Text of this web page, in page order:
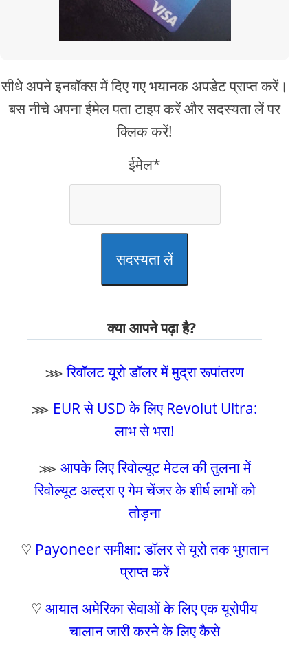
सीधे अपने इनबॉक्स में दिए गए भयानक अपडेट प्राप्त करें।
बस नीचे अपना ईमेल पता टाइप करें और सदस्यता लें पर
क्लिक करें!
ईमेल*
सदस्यता लें
क्या आपने पढ़ा है?
⋙रिवॉलट यूरो डॉलर में मुद्रा रूपांतरण
⋙ EUR से USD के लिए Revolut Ultra:
लाभ से भरा!
⋙ आपके लिए रिवोल्यूट मेटल की तुलना में
रिवोल्यूट अल्ट्रा ए गेम चेंजर के शीर्ष लाभों को
तोड़ना
♡ Payoneer समीक्षा: डॉलर से यूरो तक भुगतान
प्राप्त करें
♡आयात अमेरिका सेवाओं के लिए एक यूरोपीय
चालान जारी करने के लिए कैसे